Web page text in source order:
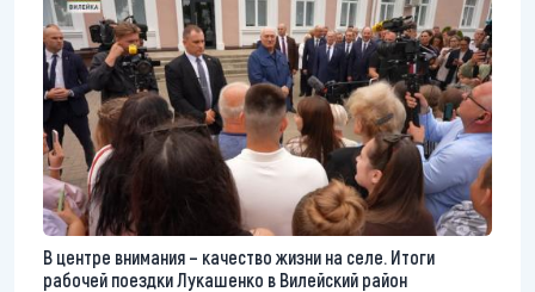
В центре внимания – качество жизни на селе. Итоги
рабочей поездки Лукашенко в Вилейский район